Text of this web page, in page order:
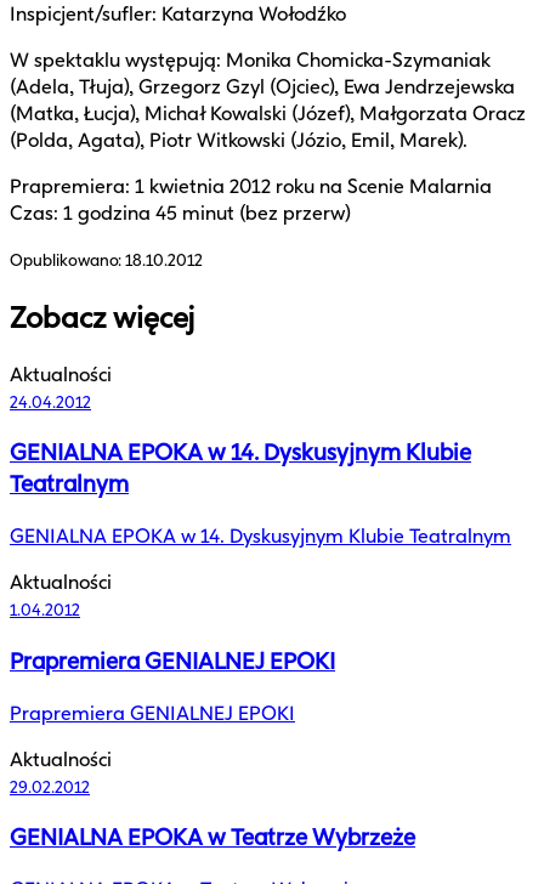
Inspicjent/sufler: Katarzyna Wołodźko
W spektaklu występują: Monika Chomicka-Szymaniak
(Adela, Tłuja), Grzegorz Gzyl (Ojciec), Ewa Jendrzejewska
(Matka, Łucja), Michał Kowalski (Józef), Małgorzata Oracz
(Polda, Agata), Piotr Witkowski (Józio, Emil, Marek).
Prapremiera: 1 kwietnia 2012 roku na Scenie Malarnia
Czas: 1 godzina 45 minut (bez przerw)
Opublikowano:18.10.2012
Zobacz więcej
Aktualności
24.04.2012
GENIALNA EPOKA w 14. Dyskusyjnym Klubie
Teatralnym
GENIALNA EPOKA w 14. Dyskusyjnym Klubie Teatralnym
Aktualności
1.04.2012
Prapremiera GENIALNEJ EPOKI
Prapremiera GENIALNEJ EPOKI
Aktualności
29.02.2012
GENIALNA EPOKA w Teatrze Wybrzeże